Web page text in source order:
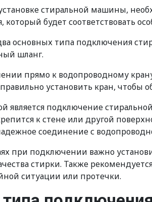
стиральной машины,
который будет соответствовать
основных типа подключения
шланг.
прямо к водопроводному
установить кран,
является подключение
к стене или другой
соединение с
при подключении важно
стирки. Также
ситуации или протечки.